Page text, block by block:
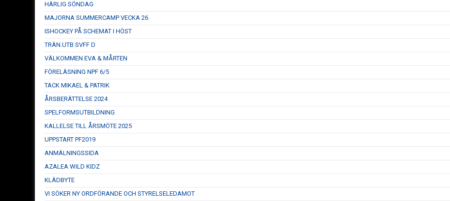
HÄRLIG SÖNDAG
MAJORNA SUMMERCAMP VECKA 26
ISHOCKEY PÅ SCHEMAT I HÖST
TRÄN.UTB SVFF D
VÄLKOMMEN EVA & MÅRTEN
FÖRELÄSNING NPF 6/5
TACK MIKAEL & PATRIK
ÅRSBERÄTTELSE 2024
SPELFORMSUTBILDNING
KALLELSE TILL ÅRSMÖTE 2025
UPPSTART PF2019
ANMÄLNINGSSIDA
AZALEA WILD KIDZ
KLÄDBYTE
VI SÖKER NY ORDFÖRANDE OCH STYRELSELEDAMOT